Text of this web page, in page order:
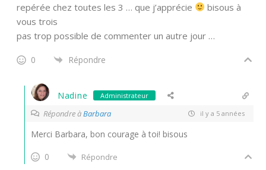
repérée chez toutes les 3 … que j’apprécie
bisous à
vous trois
pas trop possible de commenter un autre jour …
0 Répondre
Nadine Administrateur
Répondre àBarbara il y a 5 années
Merci Barbara, bon courage à toi! bisous
0
Répondre